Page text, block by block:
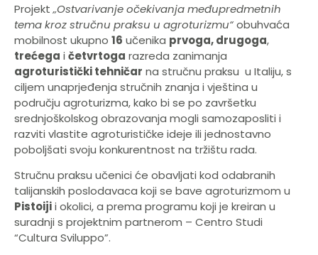
Projekt„Ostvarivanje očekivanja međupredmetnih
tema kroz stručnu praksu u agroturizmu“obuhvaća
mobilnost ukupno 16 učenika prvoga, drugoga,
trećega i četvrtoga razreda zanimanja
agroturistički tehničar na stručnu praksu u Italiju, s
ciljem unaprjeđenja stručnih znanja i vještina u
području agroturizma, kako bi se po završetku
srednjoškolskog obrazovanja mogli samozaposliti i
razviti vlastite agroturističke ideje ili jednostavno
poboljšati svoju konkurentnost na tržištu rada.
Stručnu praksu učenici će obavljati kod odabranih
talijanskih poslodavaca koji se bave agroturizmom u
Pistoijii okolici, a prema programu koji je kreiran u
suradnji s projektnim partnerom – Centro Studi
“Cultura Sviluppo”.